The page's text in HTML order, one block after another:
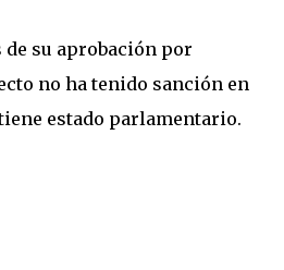
de su aprobación por
no ha tenido sanción en
estado parlamentario.